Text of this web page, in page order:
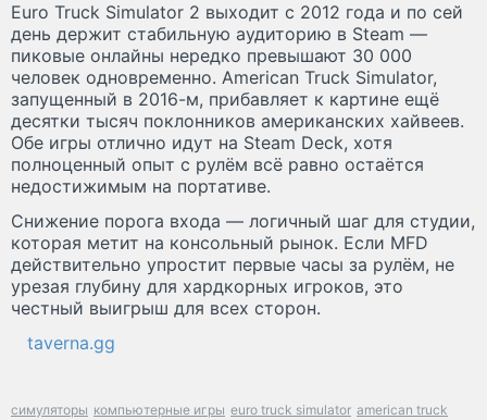
Euro Truck Simulator 2 выходит с 2012 года и по сей
день держит стабильную аудиторию в Steam —
пиковые онлайны нередко превышают 30 000
человек одновременно. American Truck Simulator,
запущенный в 2016-м, прибавляет к картине ещё
десятки тысяч поклонников американских хайвеев.
Обе игры отлично идут на Steam Deck, хотя
полноценный опыт с рулём всё равно остаётся
недостижимым на портативе.
Снижение порога входа — логичный шаг для студии,
которая метит на консольный рынок. Если MFD
действительно упростит первые часы за рулём, не
урезая глубину для хардкорных игроков, это
честный выигрыш для всех сторон.
taverna.gg
симуляторы компьютерные игры euro truck simulator american truck